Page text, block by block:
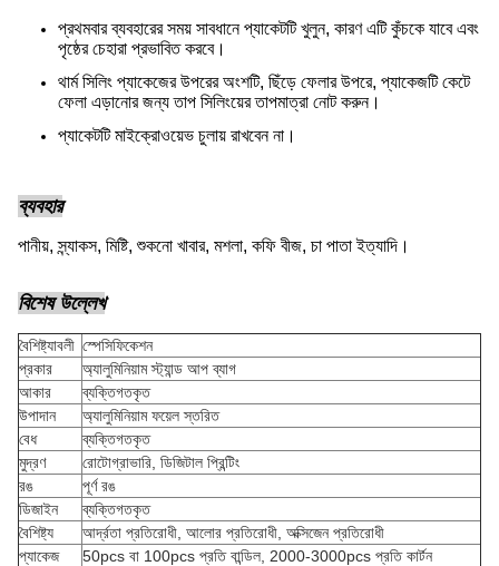
প্রথমবার ব্যবহারের সময় সাবধানে প্যাকেটটি খুলুন, কারণ এটি কুঁচকে যাবে এবং
পৃষ্ঠের চেহারা প্রভাবিত করবে।
থার্ম সিলিং প্যাকেজের উপরের অংশটি, ছিঁড়ে ফেলার উপরে, প্যাকেজটি কেটে
ফেলা এড়ানোর জন্য তাপ সিলিংয়ের তাপমাত্রা নোট করুন।
প্যাকেটটি মাইক্রোওয়েভ চুলায় রাখবেন না।
ব্যবহার
পানীয়, স্ন্যাকস, মিষ্টি, শুকনো খাবার, মশলা, কফি বীজ, চা পাতা ইত্যাদি।
বিশেষ উল্লেখ
বৈশিষ্ট্যাবলী স্পেসিফিকেশন
প্রকার
অ্যালুমিনিয়াম স্ট্যান্ড আপ ব্যাগ
আকার
ব্যক্তিগতকৃত
উপাদান
অ্যালুমিনিয়াম ফয়েল স্তরিত
বেধ
ব্যক্তিগতকৃত
মুদ্রণ
রোটোগ্রাভারি, ডিজিটাল প্রিন্টিং
রঙ
পূর্ণ রঙ
ডিজাইন
ব্যক্তিগতকৃত
বৈশিষ্ট্য
আর্দ্রতা প্রতিরোধী, আলোর প্রতিরোধী, অক্সিজেন প্রতিরোধী
প্যাকেজ
50pcs বা 100pcs প্রতি বান্ডিল, 2000-3000pcs প্রতি কার্টন